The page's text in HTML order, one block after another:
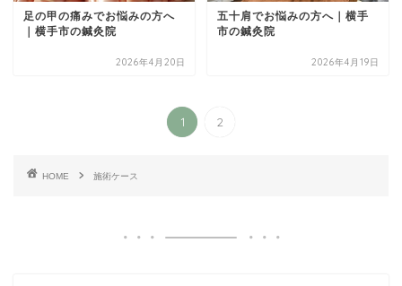
足の甲の痛みでお悩みの方へ
｜横手市の鍼灸院
2026年4月20日
五十肩でお悩みの方へ｜横手
市の鍼灸院
2026年4月19日
1 2
HOME 施術ケース